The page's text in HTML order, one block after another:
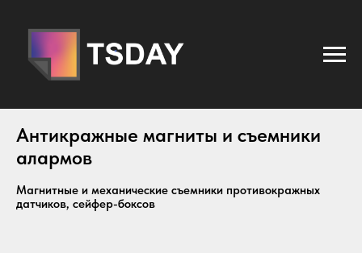
Антикражные магниты и съемники
алармов
Магнитные и механические съемники противокражных
датчиков, сейфер-боксов